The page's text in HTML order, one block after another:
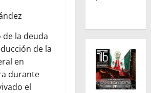
la deuda
de la
en
durante
el